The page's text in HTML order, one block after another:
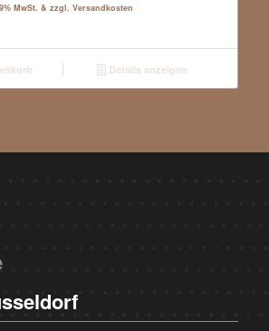
MwSt. & zzgl. Versandkosten
Details anzeigen